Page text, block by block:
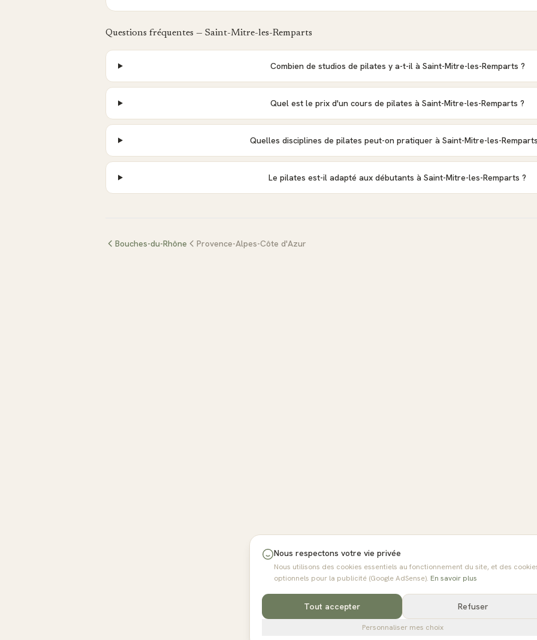
Questions fréquentes — Saint-Mitre-les-Remparts
Combien de studios de pilates y a-t-il à Saint-Mitre-les-Remparts ?
Quel est le prix d'un cours de pilates à Saint-Mitre-les-Remparts ?
Quelles disciplines de pilates peut-on pratiquer à Saint-Mitre-les-
Le pilates est-il adapté aux débutants à Saint-Mitre-les-Remparts ?
Bouches-du-Rhône Provence-Alpes-Côte d'Azur
Nous respectons votre vie privée
Nous utilisons des cookies essentiels au fonctionnement du site, et des
optionnels pour la publicité (Google AdSense). En savoir plus
Tout accepter Refuser
Personnaliser mes choix